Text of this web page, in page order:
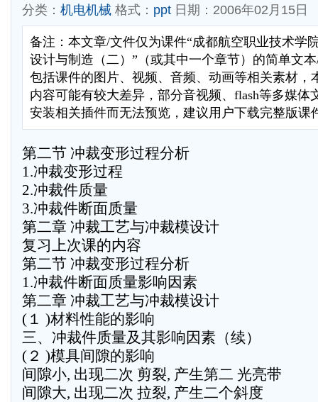
分类： 机电机械 格式： ppt 日期：2006年02月15日
备注：本文章/文件仅为课件“成都航空职业技术学
设计与制造（二）”（或其中一个章节）的简单文
包括课件的图片、视频、音频、动画等相关素材，
内容可能有较大差异，部分音视频、flash等多媒体
安装相关插件而无法预览，建议用户下载完整版课
第二节 冲裁变形过程分析
1.冲裁变形过程
2.冲裁件质量
3.冲裁件断面质量
第二章 冲裁工艺与冲裁模设计
复习上次课的内容
第二节 冲裁变形过程分析
1.冲裁件断面质量影响因素
第二章 冲裁工艺与冲裁模设计
(１ )材料性能的影响
三、冲裁件质量及其影响因素（续）
(２ )模具间隙的影响
间隙小, 出现二次 剪裂, 产生第二 光亮带
间隙大, 出现二次 拉裂, 产生二个斜度